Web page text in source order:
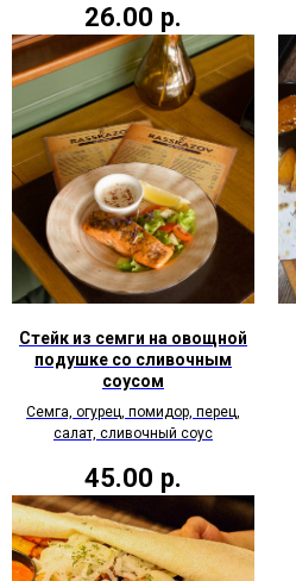
26.00 р.
Стейк из семги на овощной
подушке со сливочным
соусом
Семга, огурец, помидор, перец,
салат, сливочный соус
45.00 р.